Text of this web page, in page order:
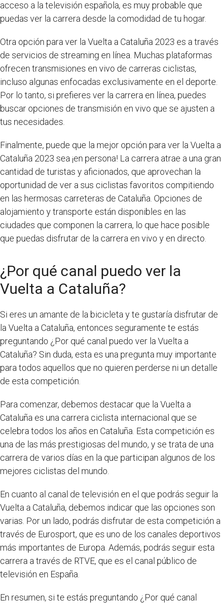
acceso a la televisión española, es muy probable que
puedas ver la carrera desde la comodidad de tu hogar.
Otra opción para ver la Vuelta a Cataluña 2023 es a través
de servicios de streaming en línea. Muchas plataformas
ofrecen transmisiones en vivo de carreras ciclistas,
incluso algunas enfocadas exclusivamente en el deporte.
Por lo tanto, si prefieres ver la carrera en línea, puedes
buscar opciones de transmisión en vivo que se ajusten a
tus necesidades.
Finalmente, puede que la mejor opción para ver la Vuelta a
Cataluña 2023 sea ¡en persona! La carrera atrae a una gran
cantidad de turistas y aficionados, que aprovechan la
oportunidad de ver a sus ciclistas favoritos compitiendo
en las hermosas carreteras de Cataluña. Opciones de
alojamiento y transporte están disponibles en las
ciudades que componen la carrera, lo que hace posible
que puedas disfrutar de la carrera en vivo y en directo.
¿Por qué canal puedo ver la
Vuelta a Cataluña?
Si eres un amante de la bicicleta y te gustaría disfrutar de
la Vuelta a Cataluña, entonces seguramente te estás
preguntando ¿Por qué canal puedo ver la Vuelta a
Cataluña? Sin duda, esta es una pregunta muy importante
para todos aquellos que no quieren perderse ni un detalle
de esta competición.
Para comenzar, debemos destacar que la Vuelta a
Cataluña es una carrera ciclista internacional que se
celebra todos los años en Cataluña. Esta competición es
una de las más prestigiosas del mundo, y se trata de una
carrera de varios días en la que participan algunos de los
mejores ciclistas del mundo.
En cuanto al canal de televisión en el que podrás seguir la
Vuelta a Cataluña, debemos indicar que las opciones son
varias. Por un lado, podrás disfrutar de esta competición a
través de Eurosport, que es uno de los canales deportivos
más importantes de Europa. Además, podrás seguir esta
carrera a través de RTVE, que es el canal público de
televisión en España.
En resumen, si te estás preguntando ¿Por qué canal